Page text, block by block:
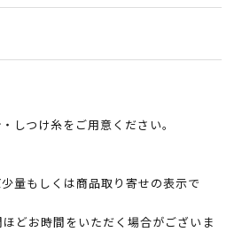
しつけ糸をご用意ください。
量もしくは商品取り寄せの表示で
どお時間をいただく場合がございま